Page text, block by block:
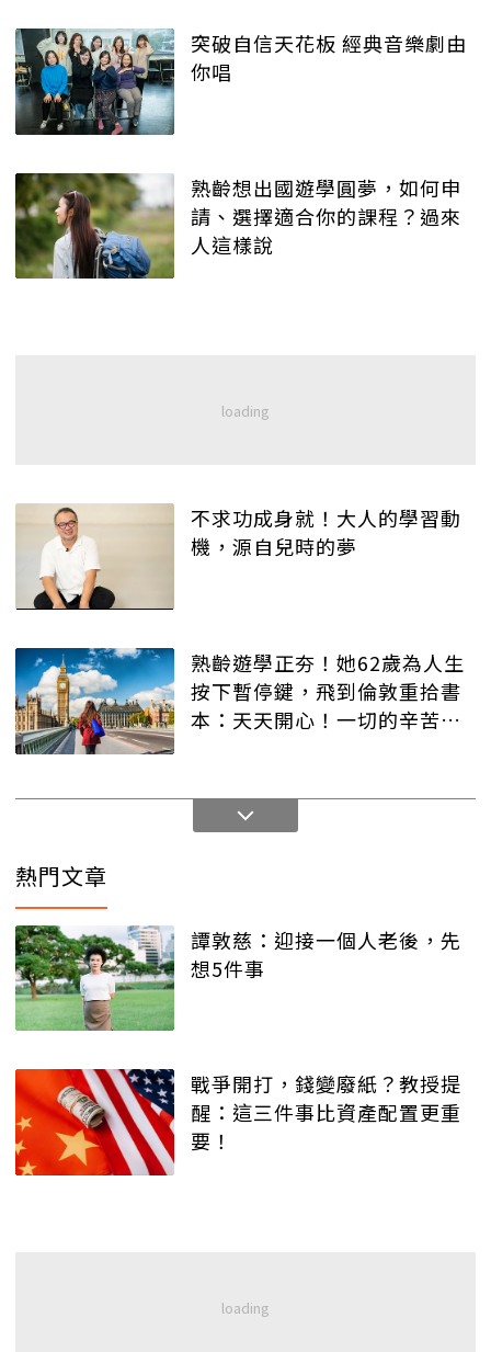
突破自信天花板 經典音樂劇由
你唱
熟齡想出國遊學圓夢，如何申
請、選擇適合你的課程？過來
人這樣說
不求功成身就！大人的學習動
機，源自兒時的夢
熟齡遊學正夯！她62歲為人生
按下暫停鍵，飛到倫敦重拾書
本：天天開心！一切的辛苦都
熱門文章
譚敦慈：迎接一個人老後，先
想5件事
戰爭開打，錢變廢紙？教授提
醒：這三件事比資產配置更重
要！